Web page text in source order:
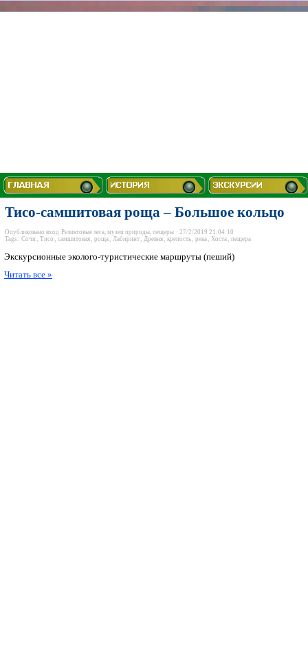
Тисо-самшитовая роща – Большое кольцо
Опубликовано вход Реликтовые леса, музеи природы, пещеры · 27/2/2019 21:04:10
Tags: Сочи, Тисо , самшитовая, роща, Лабиринт, Древня, крепость, река, Хоста, пещера
Экскурсионные эколого-туристические маршруты (пеший)
Читать все »